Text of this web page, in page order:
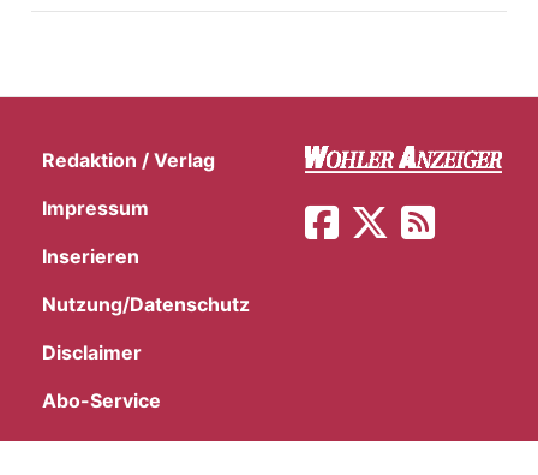
Redaktion / Verlag
Impressum
Inserieren
Nutzung/Datenschutz
Disclaimer
Abo-Service